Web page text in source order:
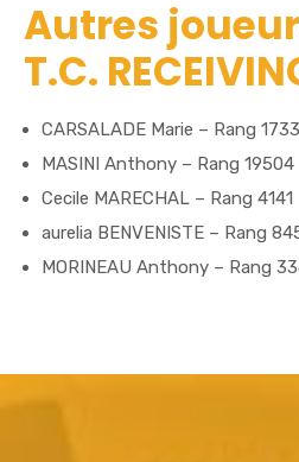
Autres
T.C.
CARSALADE Marie – Rang 1733
MASINI Anthony – Rang 19504
Cecile MARECHAL – Rang 4141
aurelia BENVENISTE – Rang
MORINEAU Anthony – Rang